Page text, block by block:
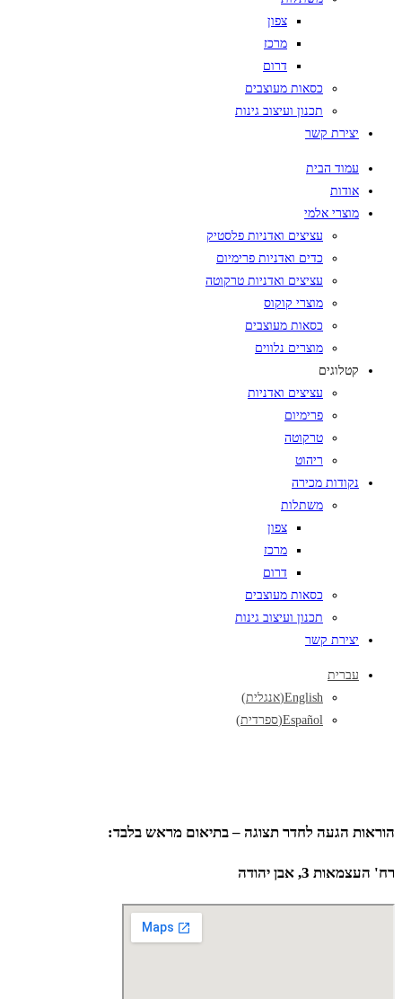
צפון
מרכז
דרום
כסאות מעוצבים
תכנון ועיצוב גינות
יצירת קשר
עמוד הבית
אודות
מוצרי אלמי
עציצים ואדניות פלסטיק
כדים ואדניות פרימיום
עציצים ואדניות טרקוטה
מוצרי קוקוס
כסאות מעוצבים
מוצרים נלווים
קטלוגים
עציצים ואדניות
פרימיום
טרקוטה
ריהוט
נקודות מכירה
משתלות
צפון
מרכז
דרום
כסאות מעוצבים
תכנון ועיצוב גינות
יצירת קשר
עברית
English
(אנגלית)
Español
(ספרדית)
הוראות הגעה לחדר תצוגה – בתיאום מראש בלבד:
רח' העצמאות 3, אבן יהודה